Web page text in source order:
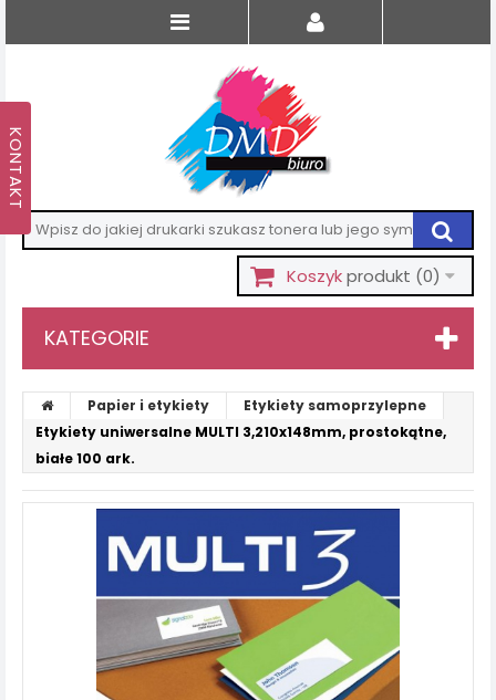
Koszykprodukt (0)
KATEGORIE
Papier i etykiety
Etykiety samoprzylepne
Etykiety uniwersalne MULTI 3,210x148mm, prostokątne,
białe 100 ark.